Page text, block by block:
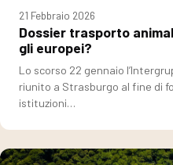
21 Febbraio 2026
Dossier trasporto
gli europei?
Lo scorso 22 gennaio
riunito a Strasburgo al fine di
istituzioni…